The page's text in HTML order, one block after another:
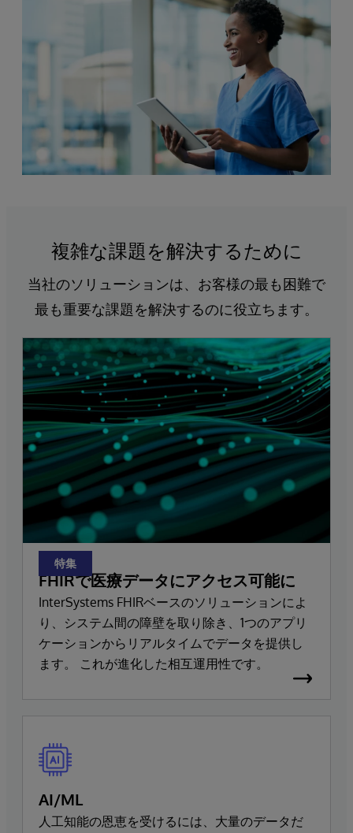
複雑な課題を解決するために
当社のソリューションは、お客様の最も困難で
最も重要な課題を解決するのに役立ちます。
特集
FHIRで医療データにアクセス可能に
InterSystems FHIRベースのソリューションによ
り、システム間の障壁を取り除き、1つのアプリ
ケーションからリアルタイムでデータを提供し
ます。 これが進化した相互運用性です。
AI/ML
人工知能の恩恵を受けるには、大量のデータだ